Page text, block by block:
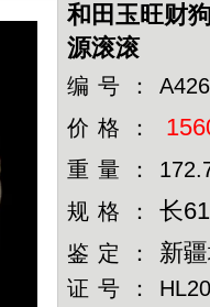
和田玉旺财
源滚滚
编号：
价格：
重量：
规格：长
鉴定： 新
证号：